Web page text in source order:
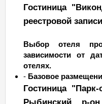
Гостиница
реестровой записи
Выбор отеля
зависимости от
отелях.
- Базовое
Гостиница